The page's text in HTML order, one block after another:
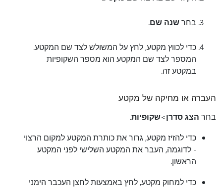
בחרשנה שם.
כדי לכווץ מקטע, לחץ על המשולש לצד שם המקטע.
המספר לצד שם המקטע הוא מספר השקופיות
במקטע זה.
העברה או מחיקה של מקטע
בחר הצג סדרן>שקופיות.
כדי להזיז מקטע, גרור את כותרת המקטע למקום הרצוי
- לדוגמה, העבר את המקטע השלישי לפני המקטע
הראשון.
כדי למחוק מקטע, לחץ באמצעות לחצן העכבר הימני